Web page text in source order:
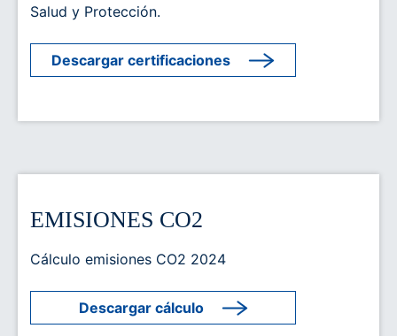
Salud y Protección.
Descargar certificaciones
EMISIONES CO2
Cálculo emisiones CO2 2024
Descargar cálculo